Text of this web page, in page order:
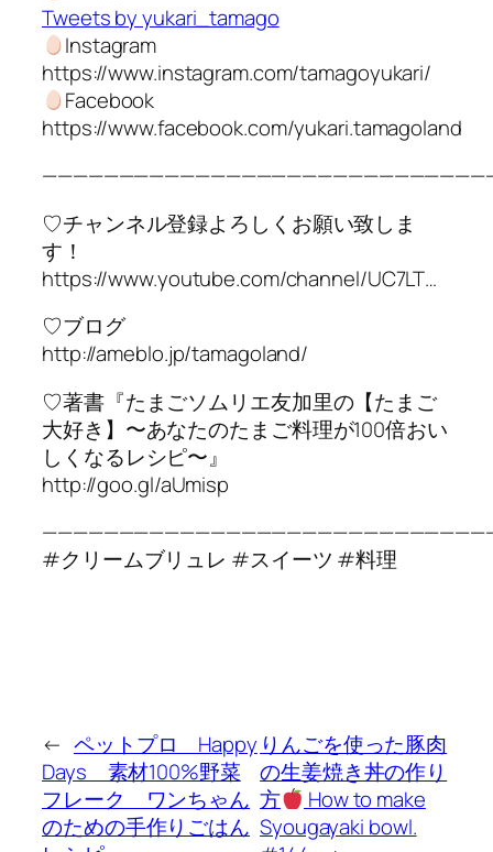
Tweets by yukari_tamago
Instagram
https://www.instagram.com/tamagoyukari/
Facebook
https://www.facebook.com/yukari.tamagoland
♡チャンネル登録よろしくお願い致しま
す！
https://www.youtube.com/channel/UC7LT…
♡ブログ
http://ameblo.jp/tamagoland/
♡著書『たまごソムリエ友加里の【たまご
大好き】〜あなたのたまご料理が100倍おい
しくなるレシピ〜』
http://goo.gl/aUmisp
#クリームブリュレ #スイーツ #料理
← ペットプロ Happy
Days 素材100%野菜
フレーク ワンちゃん
のための手作りごはん
りんごを使った豚肉
の生姜焼き丼の作り
方
How to make
Syougayaki bowl.